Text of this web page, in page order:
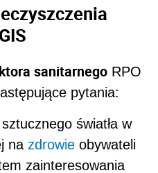
sanitarnego RPO
pytania:
światła w
na zdrowie obywateli
zainteresowania